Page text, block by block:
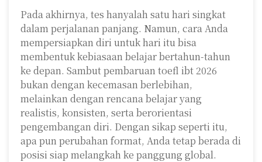
Pada akhirnya, tes hanyalah satu hari singkat
dalam perjalanan panjang. Namun, cara Anda
mempersiapkan diri untuk hari itu bisa
membentuk kebiasaan belajar bertahun-tahun
ke depan. Sambut pembaruan toefl ibt 2026
bukan dengan kecemasan berlebihan,
melainkan dengan rencana belajar yang
realistis, konsisten, serta berorientasi
pengembangan diri. Dengan sikap seperti itu,
apa pun perubahan format, Anda tetap berada di
posisi siap melangkah ke panggung global.